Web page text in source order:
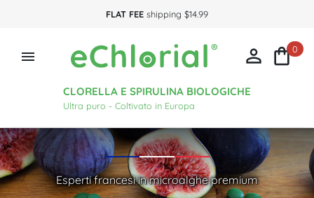
FLAT FEE shipping $14.99

CLORELLA E SPIRULINA BIOLOGICHE
Ultra puro - Coltivato in Europa
 0
Esperti francesi in microalghe premium